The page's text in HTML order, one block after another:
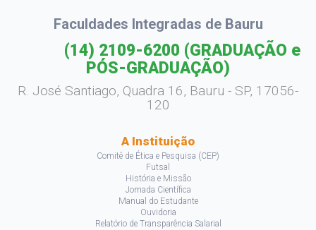
Faculdades Integradas de Bauru
(14) 2109-6200 (GRADUAÇÃO e
PÓS-GRADUAÇÃO)
R. José Santiago, Quadra 16, Bauru - SP, 17056-
120
A Instituição
Comitê de Ética e Pesquisa (CEP)
Futsal
História e Missão
Jornada Científica
Manual do Estudante
Ouvidoria
Relatório de Transparência Salarial